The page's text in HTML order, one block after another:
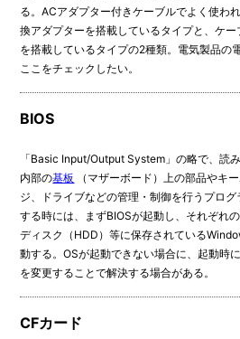
る。ACアダプター付きケーブルでよく使わ
換アダプターを搭載しているタイプと、ケ
を搭載しているタイプの2種類。電気製品の
ここをチェックしたい。
BIOS
「Basic Input/Output System」の略で、読
内部の基板 （マザーボード）上の部品やキ
ジ、ドライブなどの管理・制御を行うプロ
する時には、まずBIOSが起動し、それぞれ
ディスク（HDD）等に保存されている
動する。OSが起動できない場合に、起動時
を変更することで解決する場合がある。
CFカード